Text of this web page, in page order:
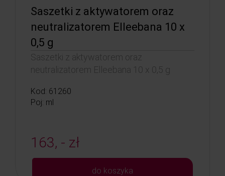
Saszetki z aktywatorem oraz
neutralizatorem Elleebana 10 x
0,5 g
Saszetki z aktywatorem oraz
neutralizatorem Elleebana 10 x 0,5 g
Kod: 61260
Poj: ml
163, - zł
do koszyka